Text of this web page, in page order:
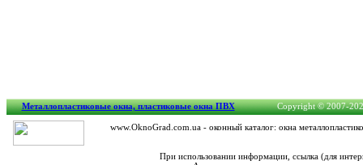
Металлопластиковые окна, пластиковые окна ПВХ Copyright © 2007-
www.OknoGrad.com.ua - оконный каталог: окна
При использовании информации, ссылка (для